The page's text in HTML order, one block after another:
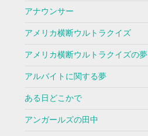
アナウンサー
アメリカ横断ウルトラクイズ
アメリカ横断ウルトラクイズの夢
アルバイトに関する夢
ある日どこかで
アンガールズの田中